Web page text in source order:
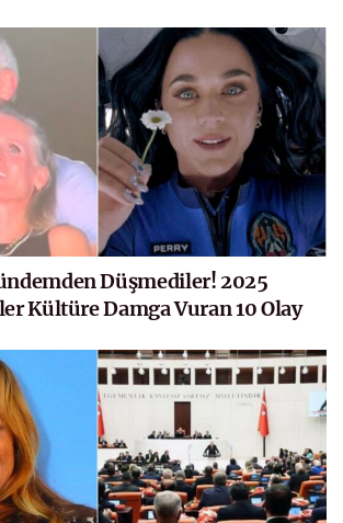
Düşmediler! 2025
Kültüre Damga Vuran 10 Olay